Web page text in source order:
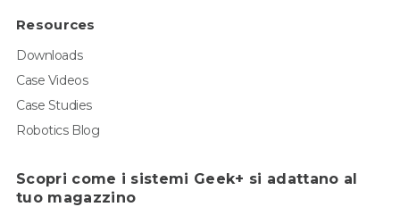
Resources
Downloads
Case Videos
Case Studies
Robotics Blog
Scopri come i sistemi Geek+ si adattano al
tuo magazzino